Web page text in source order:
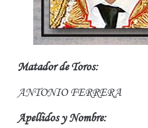
Matador de Toros:
ANTONIO FERRERA
Apellidos y Nombre: